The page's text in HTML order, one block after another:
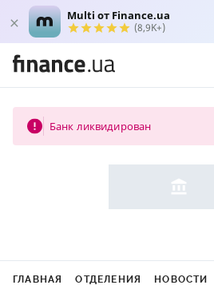
Multi от Finance.ua
(8,9K+)
Банк ликвидирован
ГЛАВНАЯ ОТДЕЛЕНИЯ НОВОСТИ